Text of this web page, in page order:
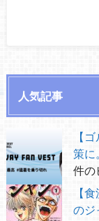
人気記事
【
策に
件の
【
のジ